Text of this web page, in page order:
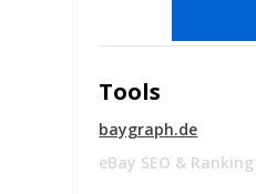
Tools
baygraph.de
eBay SEO &